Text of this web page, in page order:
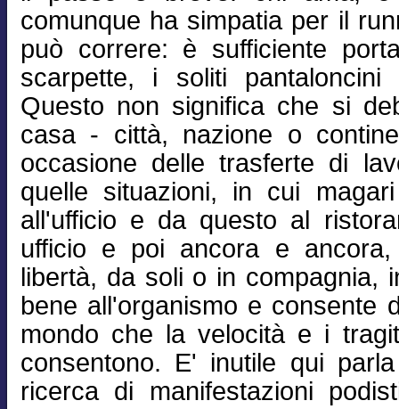
comunque ha simpatia per il
può correre: è sufficiente
scarpette, i soliti
Questo non significa che si
casa - città, nazione o
occasione delle trasferte di
quelle situazioni, in cui
all'ufficio e da questo al
ufficio e poi ancora e
libertà, da soli o in compagnia,
bene all'organismo e consente
mondo che la velocità e i
consentono. E' inutile qui
ricerca di manifestazioni